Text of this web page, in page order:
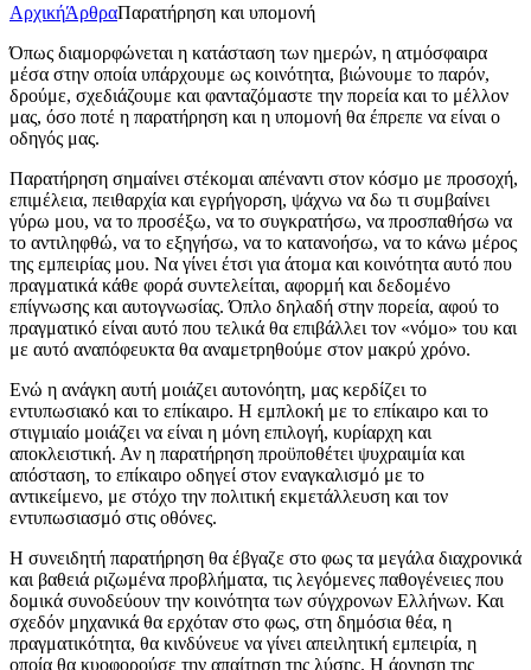
ΑρχικήΆρθραΠαρατήρηση και υπομονή
Όπως διαμορφώνεται η κατάσταση των ημερών, η ατμόσφαιρα
μέσα στην οποία υπάρχουμε ως κοινότητα, βιώνουμε το παρόν,
δρούμε, σχεδιάζουμε και φανταζόμαστε την πορεία και το μέλλον
μας, όσο ποτέ η παρατήρηση και η υπομονή θα έπρεπε να είναι ο
οδηγός μας.
Παρατήρηση σημαίνει στέκομαι απέναντι στον κόσμο με προσοχή,
επιμέλεια, πειθαρχία και εγρήγορση, ψάχνω να δω τι συμβαίνει
γύρω μου, να το προσέξω, να το συγκρατήσω, να προσπαθήσω να
το αντιληφθώ, να το εξηγήσω, να το κατανοήσω, να το κάνω μέρος
της εμπειρίας μου. Να γίνει έτσι για άτομα και κοινότητα αυτό που
πραγματικά κάθε φορά συντελείται, αφορμή και δεδομένο
επίγνωσης και αυτογνωσίας. Όπλο δηλαδή στην πορεία, αφού το
πραγματικό είναι αυτό που τελικά θα επιβάλλει τον «νόμο» του και
με αυτό αναπόφευκτα θα αναμετρηθούμε στον μακρύ χρόνο.
Ενώ η ανάγκη αυτή μοιάζει αυτονόητη, μας κερδίζει το
εντυπωσιακό και το επίκαιρο. Η εμπλοκή με το επίκαιρο και το
στιγμιαίο μοιάζει να είναι η μόνη επιλογή, κυρίαρχη και
αποκλειστική. Αν η παρατήρηση προϋποθέτει ψυχραιμία και
απόσταση, το επίκαιρο οδηγεί στον εναγκαλισμό με το
αντικείμενο, με στόχο την πολιτική εκμετάλλευση και τον
εντυπωσιασμό στις οθόνες.
Η συνειδητή παρατήρηση θα έβγαζε στο φως τα μεγάλα διαχρονικά
και βαθειά ριζωμένα προβλήματα, τις λεγόμενες παθογένειες που
δομικά συνοδεύουν την κοινότητα των σύγχρονων Ελλήνων. Και
σχεδόν μηχανικά θα ερχόταν στο φως, στη δημόσια θέα, η
πραγματικότητα, θα κινδύνευε να γίνει απειλητική εμπειρία, η
οποία θα κυοφορούσε την απαίτηση της λύσης. Η άρνηση της